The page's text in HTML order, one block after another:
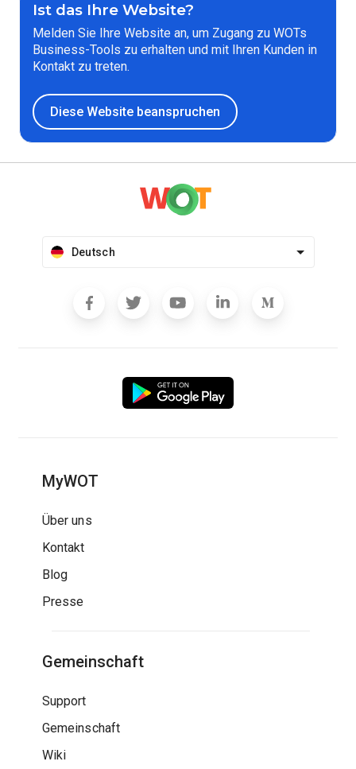
Ist das Ihre Website?
Melden Sie Ihre Website an, um Zugang zu WOTs
Business-Tools zu erhalten und mit Ihren Kunden in
Kontakt zu treten.
Diese Website beanspruchen
Deutsch
MyWOT
Über uns
Kontakt
Blog
Presse
Gemeinschaft
Support
Gemeinschaft
Wiki